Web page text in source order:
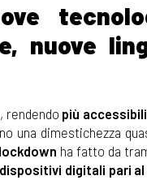
nuove
rendendo più accessibili
una dimestichezza
lockdown ha fatto da
digitali pari al